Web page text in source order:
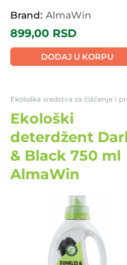
Brand: AlmaWin
899,00 RSD
DODAJ U KORPU
Ekološka sredstva za čišćenje i
Ekološki
deterdžent
& Black 750 ml
AlmaWin